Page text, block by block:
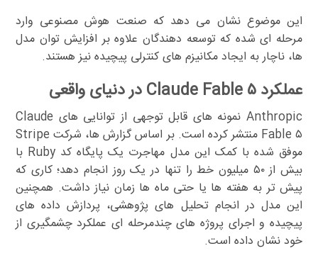
این موضوع نشان می دهد که صنعت هوش مصنوعی وارد
مرحله ای شده که توسعه دهندگان علاوه بر افزایش توان مدل
ها، ناچار به ایجاد مکانیزم های کنترلی پیچیده نیز هستند.
عملکرد Claude Fable ۵ در دنیای واقعی
Anthropic نمونه های قابل توجهی از توانایی های Claude
Fable ۵ منتشر کرده است. بر اساس گزارش ها، شرکت Stripe
موفق شده با کمک این مدل مهاجرت یک پایگاه کد Ruby با
بیش از ۵۰ میلیون خط را تنها در یک روز انجام دهد؛ کاری که
پیش تر به هفته ها یا حتی ماه ها زمان نیاز داشت. همچنین
این مدل در انجام تحلیل های پژوهشی، پردازش داده های
پیچیده و اجرای پروژه های چندمرحله ای عملکرد چشمگیری از
خود نشان داده است.